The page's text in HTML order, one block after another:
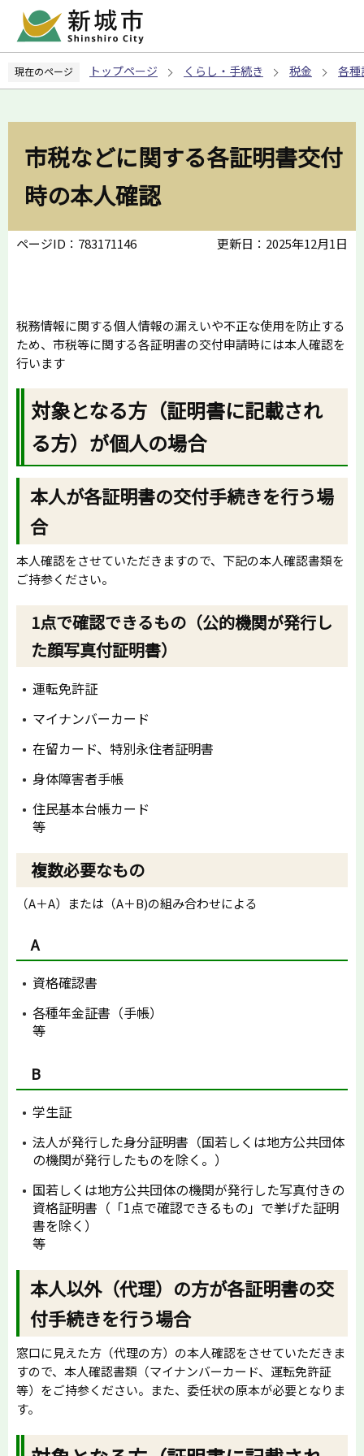
ペ
の
現在のページ トップページ くらし・手続き 税金 各種
市税などに関する各証明書交付
時の本人確認
ページID：783171146 更新日：2025年12月1日
税務情報に関する個人情報の漏えいや不正な使用を防止する
ため、市税等に関する各証明書の交付申請時には本人確認を
行います
対象となる方（証明書に記載され
る方）が個人の場合
本人が各証明書の交付手続きを行う場
合
本人確認をさせていただきますので、下記の本人確認書類を
ご持参ください。
1点で確認できるもの（公的機関が発行し
た顔写真付証明書）
運転免許証
マイナンバーカード
在留カード、特別永住者証明書
身体障害者手帳
住民基本台帳カード
等
複数必要なもの
（A＋A）または（A＋B)の組み合わせによる
A
資格確認書
各種年金証書（手帳）
等
B
学生証
法人が発行した身分証明書（国若しくは地方公共団体
の機関が発行したものを除く。）
国若しくは地方公共団体の機関が発行した写真付きの
資格証明書（「1点で確認できるもの」で挙げた証明
書を除く）
等
本人以外（代理）の方が各証明書の交
付手続きを行う場合
窓口に見えた方（代理の方）の本人確認をさせていただきま
すので、本人確認書類（マイナンバーカード、運転免許証
等）をご持参ください。また、委任状の原本が必要となりま
す。